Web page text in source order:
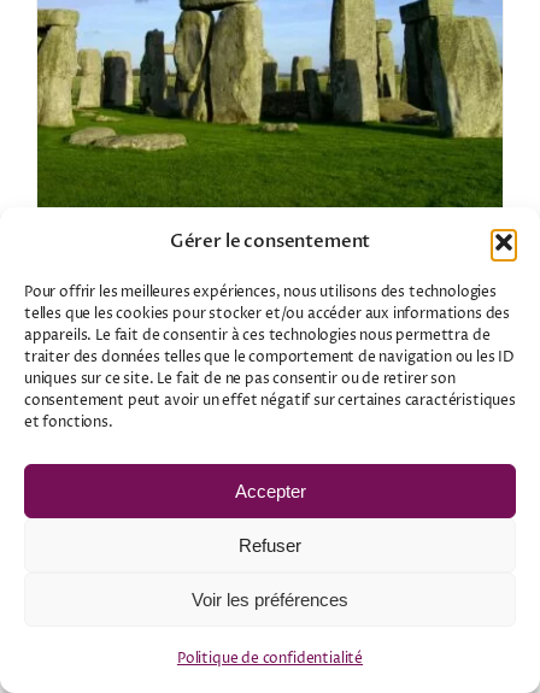
Gérer le consentement
Pour offrir les meilleures expériences, nous utilisons des technologies
telles que les cookies pour stocker et/ou accéder aux informations des
appareils. Le fait de consentir à ces technologies nous permettra de
traiter des données telles que le comportement de navigation ou les ID
uniques sur ce site. Le fait de ne pas consentir ou de retirer son
consentement peut avoir un effet négatif sur certaines caractéristiques
et fonctions.
Accepter
Refuser
Voir les préférences
Politique de confidentialité
énergies s’ouvrent… et où la magie opère
Astrologie,Esotérisme,Horoscope,Magies,Voyance
Le 21 juin, le Soleil ouvre un portail
voyance : découvrez comment activer
votre lumière intérieure.